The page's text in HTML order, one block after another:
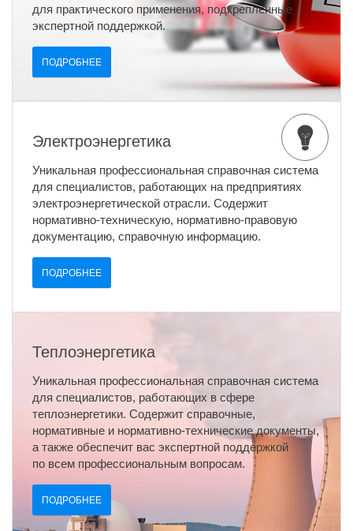
для практического применения, подкрепленные
экспертной поддержкой.
ПОДРОБНЕЕ
Электроэнергетика
Уникальная профессиональная справочная система
для специалистов, работающих на предприятиях
электроэнергетической отрасли. Содержит
нормативно-техническую, нормативно-правовую
документацию, справочную информацию.
ПОДРОБНЕЕ
Теплоэнергетика
Уникальная профессиональная справочная система
для специалистов, работающих в сфере
теплоэнергетики. Содержит справочные,
нормативные и нормативно-технические документы,
а также обеспечит вас экспертной поддержкой
по всем профессиональным вопросам.
ПОДРОБНЕЕ